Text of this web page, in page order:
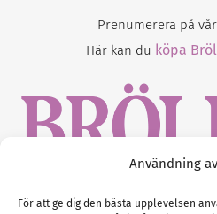
Användning
För att ge dig den bästa upplevelsen
Prenumerera på
Här kan du köpa
Gustaf Mattssons väg